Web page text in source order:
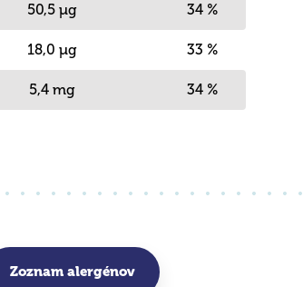
50,5 µg 34 %
18,0 µg 33 %
5,4 mg 34 %
Zoznam alergénov